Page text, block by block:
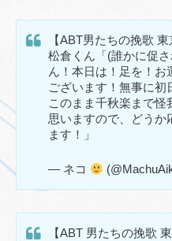
【ABT男たちの挽歌
松倉くん「(誰かに促
ん！本日は！足を！お
ございます！無事に初
このまま千秋楽まで怪
思いますので、どうか
ます！」
— ネコ
【ABT 男たちの挽歌